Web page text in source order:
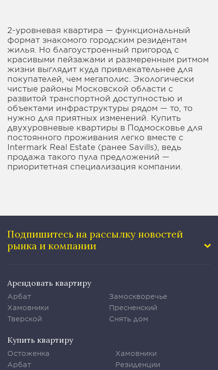
2-уровневая квартира — функциональный
формат знакомого городским резидентам
жилья. Но благоустроенный пригород с
красивыми пейзажами и размеренным ритмом
жизни выглядит куда привлекательнее для
покупателей, чем мегаполис. Экологически
чистые районы Московской области с
развитой транспортной доступностью и
объектами инфраструктуры рядом — то, то
нужно для приятных изменений. Купить
двухуровневые квартиры в Подмосковье для
постоянного проживания легко вместе с
Intermark Real Estate (ранее Savills), ведь
продажа такого пула предложений —
приоритетная специализация компании.
Подпишитесь на рассылку новостей
рынка и компании
Арендовать квартиру
Арбат
Хамовники
Тверской
Замоскворечье
Пресненский
Снять дом
Купить квартиру
Остоженка
Арбат
Хамовники
Резиденции